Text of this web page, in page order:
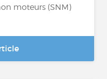
moteurs (SNM)